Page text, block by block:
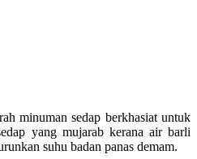
minuman sedap berkhasiat untuk
yang mujarab kerana air barli
suhu badan panas demam.